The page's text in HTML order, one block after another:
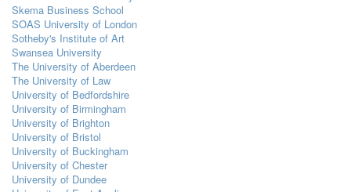
Skema Business School
SOAS University of London
Sotheby's Institute of Art
Swansea University
The University of Aberdeen
The University of Law
University of Bedfordshire
University of Birmingham
University of Brighton
University of Bristol
University of Buckingham
University of Chester
University of Dundee